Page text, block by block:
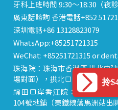
牙科上班時間 9:30～18:30（夜
廣東話諮詢 香港電話+852
深圳電話+86 13128823079
WhatsApp:+85251721315
WeChat: +85251721315 or
珠海院：珠海市香洲區 拱北中
場對面），拱北口岸步行8分鐘
福田口岸香江院：福田區福
104號地鋪（東鐵線落馬洲站出
拎